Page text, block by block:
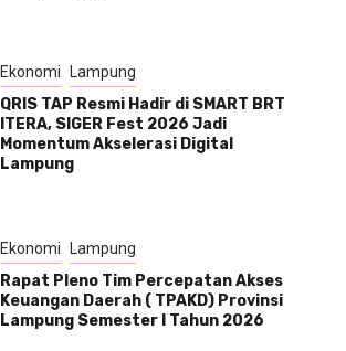
Ekonomi Lampung
QRIS TAP Resmi Hadir di SMART BRT
ITERA, SIGER Fest 2026 Jadi
Momentum Akselerasi Digital
Lampung
Ekonomi Lampung
Rapat Pleno Tim Percepatan Akses
Keuangan Daerah ( TPAKD) Provinsi
Lampung Semester l Tahun 2026